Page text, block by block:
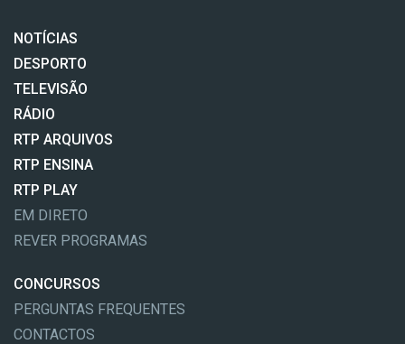
NOTÍCIAS
DESPORTO
TELEVISÃO
RÁDIO
RTP ARQUIVOS
RTP ENSINA
RTP PLAY
EM DIRETO
REVER PROGRAMAS
CONCURSOS
PERGUNTAS FREQUENTES
CONTACTOS